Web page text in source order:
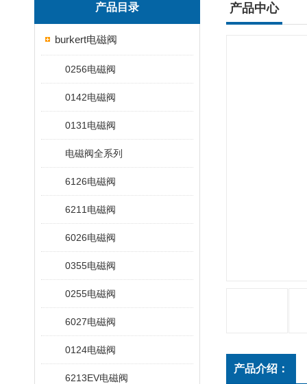
产品目录
burkert电磁阀
0256电磁阀
0142电磁阀
0131电磁阀
电磁阀全系列
6126电磁阀
6211电磁阀
6026电磁阀
0355电磁阀
0255电磁阀
6027电磁阀
0124电磁阀
6213EV电磁阀
产品中心
产品介绍：